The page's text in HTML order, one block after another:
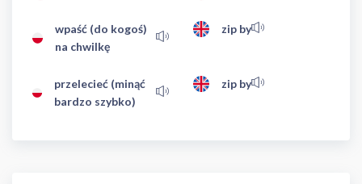
wpaść (do kogoś)
na chwilkę
zip by
przelecieć (minąć
bardzo szybko)
zip by